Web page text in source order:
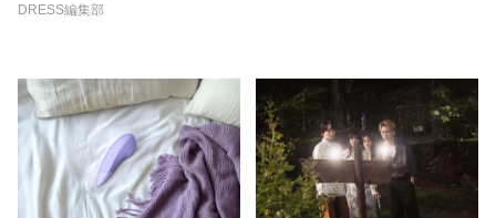
DRESS編集部